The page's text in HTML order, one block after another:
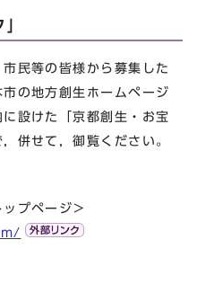
民等の皆様から募集した
の地方創生ホームページ
設けた「京都創生・お宝
併せて，御覧ください。
ップページ＞